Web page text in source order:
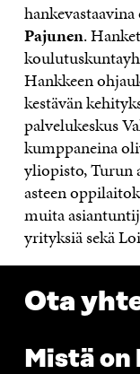
Pajunen.
Hankkeen
kestävän
palvelukeskus
kumppaneina
yliopisto, Turun
asteen
muita
yrityksiä sekä
Ota
Mistä on